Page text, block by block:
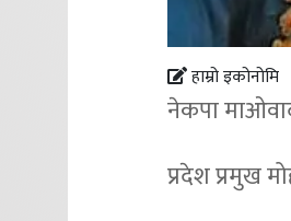
हाम्रो इकोनोमि
नेकपा
प्रदेश प्रमुख